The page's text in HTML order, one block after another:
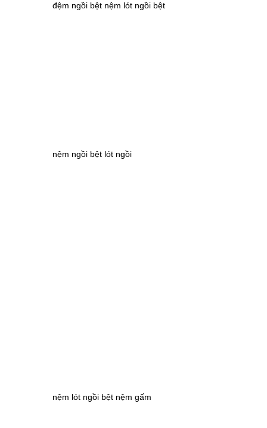
đệm ngồi bệt nệm lót ngồi bệt
nệm ngồi bệt lót ngồi
nệm lót ngồi bệt nệm gấm